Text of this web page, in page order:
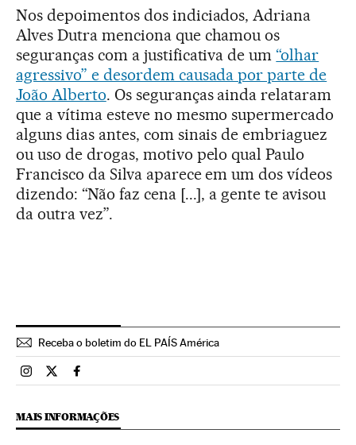
Nos depoimentos dos indiciados, Adriana
Alves Dutra menciona que chamou os
seguranças com a justificativa de um“olhar
agressivo” e desordem causada por parte de
João Alberto. Os seguranças ainda relataram
que a vítima esteve no mesmo supermercado
alguns dias antes, com sinais de embriaguez
ou uso de drogas, motivo pelo qual Paulo
Francisco da Silva aparece em um dos vídeos
dizendo: “Não faz cena [...], a gente te avisou
da outra vez”.
Receba o boletim do EL PAÍS América
Brasil El País Brasil en Instagram
Brasil El País Brasil en Twitter
Brasil El País Brasil en Facebook
MAIS INFORMAÇÕES